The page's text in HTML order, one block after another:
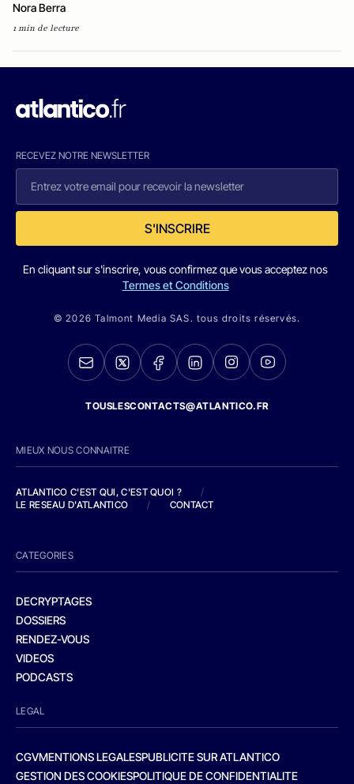
Nora Berra
1 min de lecture
RECEVEZ NOTRE NEWSLETTER
S'INSCRIRE
En cliquant sur s'inscrire, vous confirmez que vous acceptez nos
Termes et Conditions
© 2026 Talmont Media SAS. tous droits réservés.
TOUSLESCONTACTS@ATLANTICO.FR
MIEUX NOUS CONNAITRE
ATLANTICO C'EST QUI, C'EST QUOI ?
/
LE RESEAU D'ATLANTICO
/ CONTACT
CATEGORIES
DECRYPTAGES
DOSSIERS
RENDEZ-VOUS
VIDEOS
PODCASTS
LEGAL
CGVMENTIONS LEGALESPUBLICITE SUR ATLANTICO
GESTION DES COOKIESPOLITIQUE DE CONFIDENTIALITE